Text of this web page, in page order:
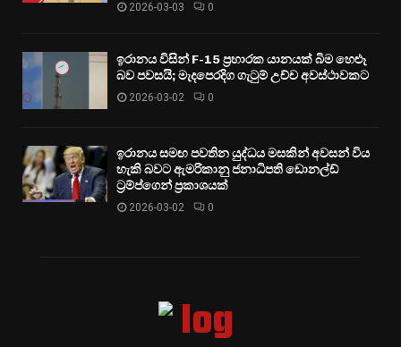
2026-03-03 0
ඉරානය විසින් F-15 ප්‍රහාරක යානයක් බිම හෙළූ
බව පවසයි; මැදපෙරදිග ගැටුම් උච්ච අවස්ථාවකට
2026-03-02 0
ඉරානය සමඟ පවතින යුද්ධය මසකින් අවසන් විය
හැකි බවට ඇමරිකානු ජනාධිපති ඩොනල්ඩ්
ට්‍රම්ප්ගෙන් ප්‍රකාශයක්
2026-03-02 0